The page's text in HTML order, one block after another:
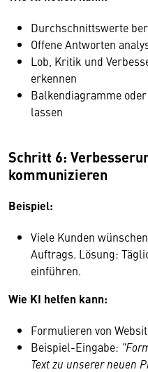
Durchschnittswerte
Offene Antworten
Lob, Kritik und
erkennen
Balkendiagramme
lassen
Schritt 6:
kommunizieren
Beispiel:
Viele Kunden
Auftrags. Lösung:
einführen.
Wie KI helfen kann:
Formulieren von
Beispiel-Eingabe:
Text zu unserer neuen